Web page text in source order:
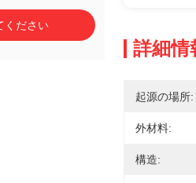
ください
詳細情
起源の場所:
外材料:
構造: